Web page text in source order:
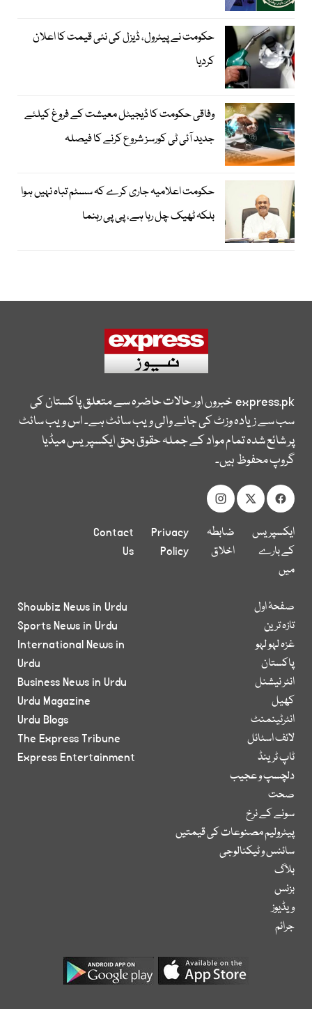
حکومت نے پیٹرول، ڈیزل کی نئی قیمت کا اعلان
کردیا
وفاقی حکومت کا ڈیجیٹل معیشت کے فروغ کیلئے
جدید آئی ٹی کورسز شروع کرنے کا فیصلہ
حکومت اعلامیہ جاری کرے کہ سسٹم تباہ نہیں ہوا
بلکہ ٹھیک چل رہا ہے، پی پی رہنما
express.pkخبروں اور حالات حاضرہ سے متعلق پاکستان کی
سب سے زیادہ وزٹ کی جانے والی ویب سائٹ ہے۔ اس ویب سائٹ
پر شائع شدہ تمام مواد کے جملہ حقوق بحق ایکسپریس میڈیا
گروپ محفوظ ہیں۔
ایکسپریس
کے بارے
میں
ضابطہ
اخلاق
Privacy
Policy
Contact
Us
صفحۂ اول
تازہ ترین
غزہ لہو لہو
پاکستان
انٹر نیشنل
کھیل
انٹرٹینمنٹ
لائف اسٹائل
ٹاپ ٹرینڈ
دلچسپ و عجیب
صحت
سونے کے نرخ
پیٹرولیم مصنوعات کی قیمتیں
سائنس و ٹیکنالوجی
بلاگ
بزنس
ویڈیوز
جرائم
Showbiz News in Urdu
Sports News in Urdu
International News in
Urdu
Business News in Urdu
Urdu Magazine
Urdu Blogs
The Express Tribune
Express Entertainment